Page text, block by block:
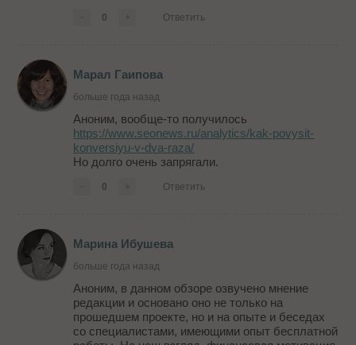
0 Ответить
Марал Гаипова
больше года назад
Аноним, вообще-то получилось
https://www.seonews.ru/analytics/kak-povysit-
konversiyu-v-dva-raza/
Но долго очень запрягали.
0 Ответить
Марина Ибушева
больше года назад
Аноним, в данном обзоре озвучено мнение
редакции и основано оно не только на
прошедшем проекте, но и на опыте и беседах
со специалистами, имеющими опыт бесплатной